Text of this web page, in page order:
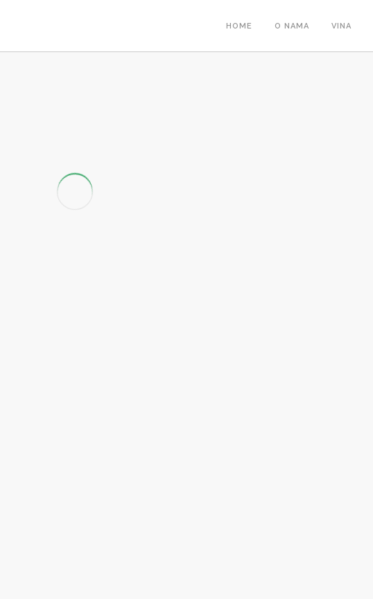
HOME O NAMA VINA